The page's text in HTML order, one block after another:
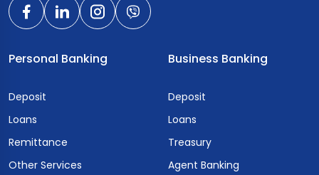
Personal Banking
Deposit
Loans
Remittance
Other Services
Business Banking
Deposit
Loans
Treasury
Agent Banking